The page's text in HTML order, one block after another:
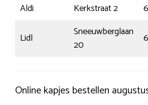
Aldi
Kerkstraat 2
Lidl
Sneeuwberglaan
20
Online kapjes bestellen